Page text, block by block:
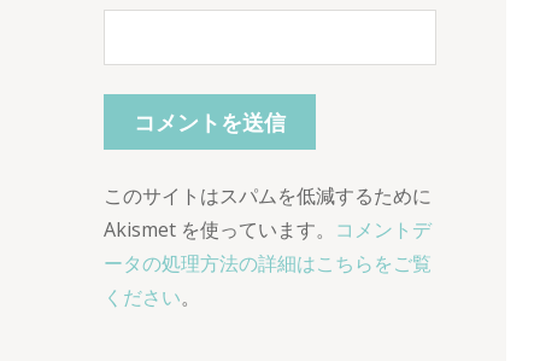
このサイトはスパムを低減するために
Akismet を使っています。 コメントデ
ータの処理方法の詳細はこちらをご覧
ください。